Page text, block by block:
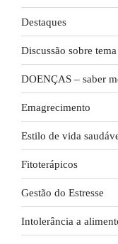
Destaques
Discussão sobre
DOENÇAS – saber
Emagrecimento
Estilo de vida
Fitoterápicos
Gestão do Estresse
Intolerância a